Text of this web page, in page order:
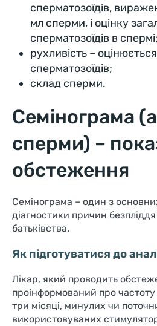
сперматозоїдів,
мл сперми, і оцінку
сперматозоїдів в спермі;
рухливість –
сперматозоїдів;
склад сперми.
Семінограма
сперми) –
обстеження
Семінограма – один з
діагностики причин
батьківства.
Як підготуватися до
Лікар, який проводить
проінформований про частоту
три місяці, минулих чи
використовуваних